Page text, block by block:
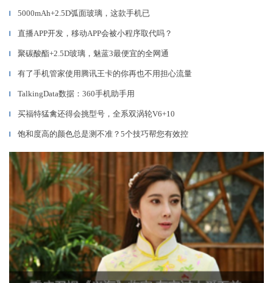
▎ 5000mAh+2.5D弧面玻璃，这款手机已
▎ 直播APP开发，移动APP会被小程序取代吗？
▎ 聚碳酸酯+2.5D玻璃，魅蓝3最便宜的全网通
▎ 有了手机管家使用腾讯王卡的你再也不用担心流量
▎ TalkingData数据：360手机助手用
▎ 买福特猛禽还得会挑型号，全系双涡轮V6+10
▎ 饱和度高的颜色总是测不准？5个技巧帮您有效控